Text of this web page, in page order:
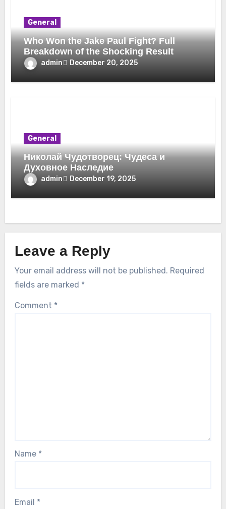
General
Who Won the Jake Paul Fight? Full
Breakdown of the Shocking Result
admin December 20, 2025
General
Николай Чудотворец: Чудеса и
Духовное Наследие
admin December 19, 2025
Leave a Reply
Your email address will not be published. Required
fields are marked *
Comment *
Name *
Email *